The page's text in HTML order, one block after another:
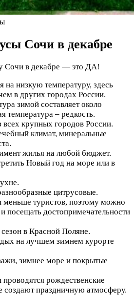
Сочи в декабре
Сочи в декабре — это ДА!
на низкую температуру, здесь
в других городах России.
зимой составляет около
температура – редкость.
крупных городов России.
климат, минеральные
жилья на любой бюджет.
Новый год на море или в
цитрусовые.
меньше туристов, поэтому можно
посещать достопримечательности
в Красной Поляне.
на лучшем зимнем курорте
зимнее море и покрытые
рождественские
создают праздничную атмосферу.